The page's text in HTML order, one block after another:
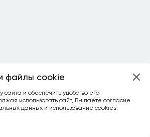
файлы cookie
сайта и обеспечить удобство его
использовать сайт, Вы даёте согласие
данных и использование cookies.
сравнить топ-3
спросить ИИ